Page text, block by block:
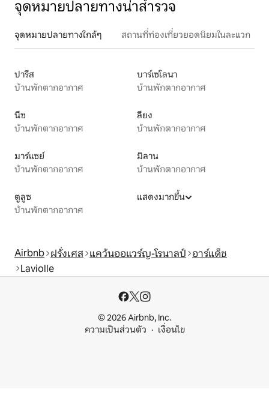
จุดหมายปลายทางน่าสำรวจ
จุดหมายปลายทางใกล้ๆ สถานที่ท่องเที่ยวยอดนิยมในละแวก
ปารีส
บ้านพักตากอากาศ
บาร์เซโลนา
บ้านพักตากอากาศ
นีซ
บ้านพักตากอากาศ
ลียง
บ้านพักตากอากาศ
มาร์แซย์
บ้านพักตากอากาศ
มิลาน
บ้านพักตากอากาศ
ตูลูซ
บ้านพักตากอากาศ
แสดงมากขึ้น
Airbnb ฝรั่งเศส แคว้นออแวร์ญ-โรนาลป์ อาร์แด็ช
Laviolle
© 2026 Airbnb, Inc.
ความเป็นส่วนตัว
เงื่อนไข